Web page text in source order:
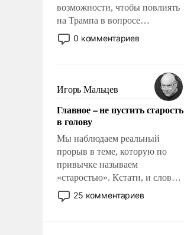
возможности, чтобы повлиять
на Трампа в вопросе
предоставления вооружений
своим нанимателям. Вероятно,
консультирует Киев, пришла в
голову мысль: хорошо бы
продемонстрировать, что
Украина вступила в
вооруженное противостояние
с Ираном.
0 комментариев
Игорь Мальцев
Главное – не пустить старость
в голову
Мы наблюдаем реальный
прорыв в теме, которую по
привычке называем
«старостью». Кстати, и слово-
то это уже стараются не
использовать – так же, как
25 комментариев